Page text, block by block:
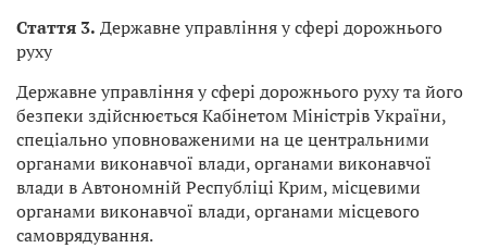
Стаття 3. Державне управління у сфері дорожнього
руху
Державне управління у сфері дорожнього руху та його
безпеки здійснюється Кабінетом Міністрів України,
спеціально уповноваженими на це центральними
органами виконавчої влади, органами виконавчої
влади в Автономній Республіці Крим, місцевими
органами виконавчої влади, органами місцевого
самоврядування.